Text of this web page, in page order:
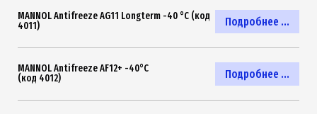
Подробнее ...
MANNOL Antifreeze AG11 Longterm -40 °C (код
4011)
Подробнее ...
MANNOL Antifreeze AF12+ -40°C
(код 4012)